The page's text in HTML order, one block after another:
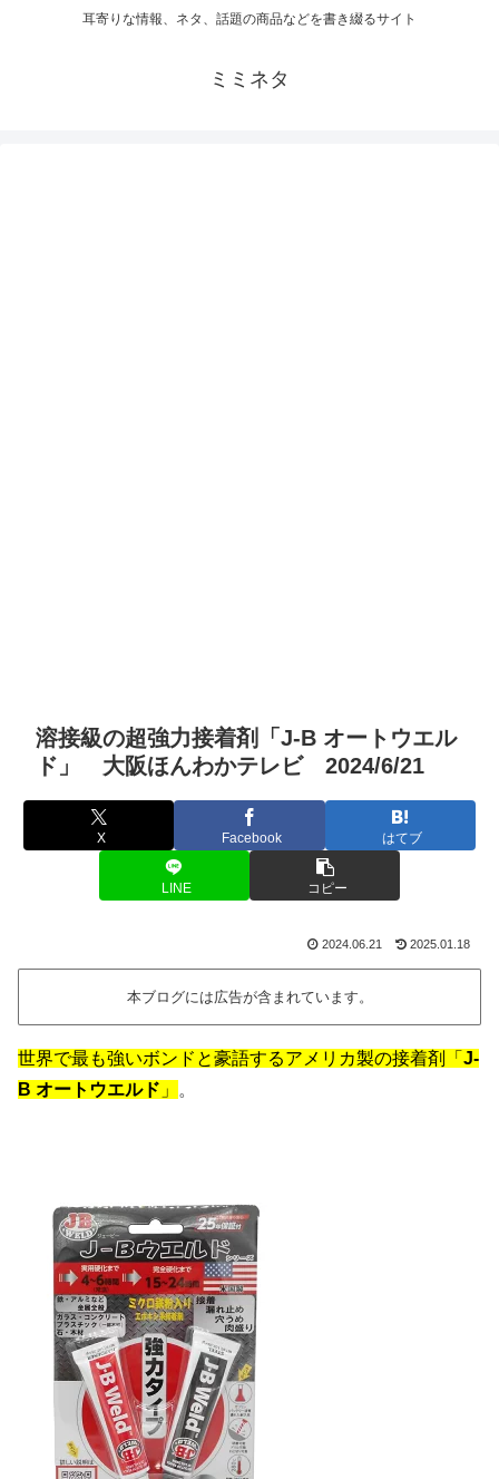
耳寄りな情報、ネタ、話題の商品などを書き綴るサイト
ミミネタ
溶接級の超強力接着剤「J-B オートウエル
ド」 大阪ほんわかテレビ 2024/6/21
X Facebook はてブ
LINE コピー
2024.06.21 2025.01.18
本ブログには広告が含まれています。
世界で最も強いボンドと豪語するアメリカ製の接着剤「 J-
B オートウエルド 」 。